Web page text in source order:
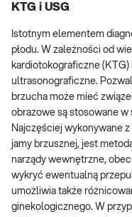
KTG i USG
Istotnym elementem
płodu. W zależności od
kardiotokograficzne
ultrasonograficzne.
brzucha może mieć
obrazowe są stosowane
Najczęściej wykonywane
jamy brzusznej, jest
narządy wewnętrzne,
wykryć ewentualną
umożliwia także
ginekologicznego. W